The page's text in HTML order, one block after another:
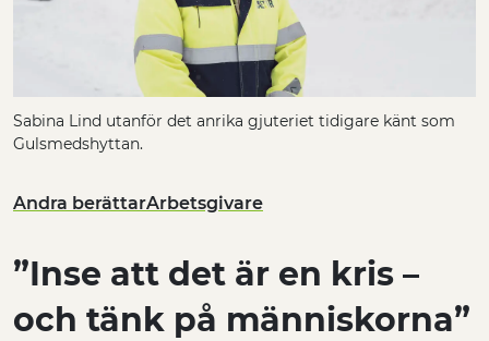
Sabina Lind utanför det anrika gjuteriet tidigare känt som
Gulsmedshyttan.
Andra berättarArbetsgivare
”Inse att det är en kris –
och tänk på människorna”